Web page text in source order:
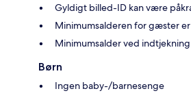
Gyldigt billed-ID kan være
Minimumsalderen for gæster er
Minimumsalder ved indtjekning
Børn
Ingen baby-/barnesenge